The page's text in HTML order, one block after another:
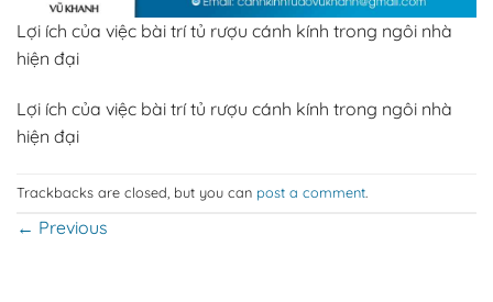
Lợi ích của việc bài trí tủ rượu cánh kính trong ngôi nhà
hiện đại
Lợi ích của việc bài trí tủ rượu cánh kính trong ngôi nhà
hiện đại
Trackbacks are closed, but you can post a comment.
← Previous